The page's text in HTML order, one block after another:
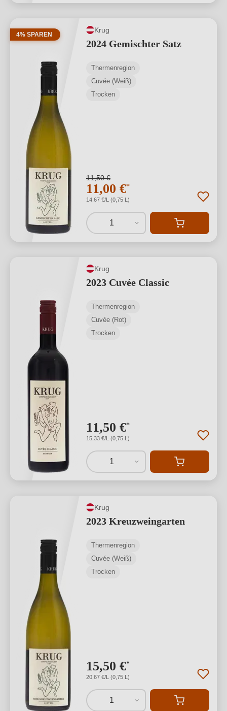
4% SPAREN
Krug
2024 Gemischter Satz
Thermenregion
Cuvée (Weiß)
Trocken
11,50 €
11,00 €*
14,67 €/L (0,75 L)
1
Krug
2023 Cuvée Classic
Thermenregion
Cuvée (Rot)
Trocken
11,50 €*
15,33 €/L (0,75 L)
1
Krug
2023 Kreuzweingarten
Thermenregion
Cuvée (Weiß)
Trocken
15,50 €*
20,67 €/L (0,75 L)
1